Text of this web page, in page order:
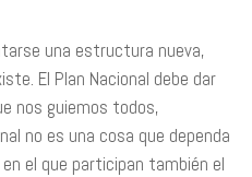
una estructura nueva,
El Plan Nacional debe dar
nos guiemos todos,
no es una cosa que dependa
el que participan también el